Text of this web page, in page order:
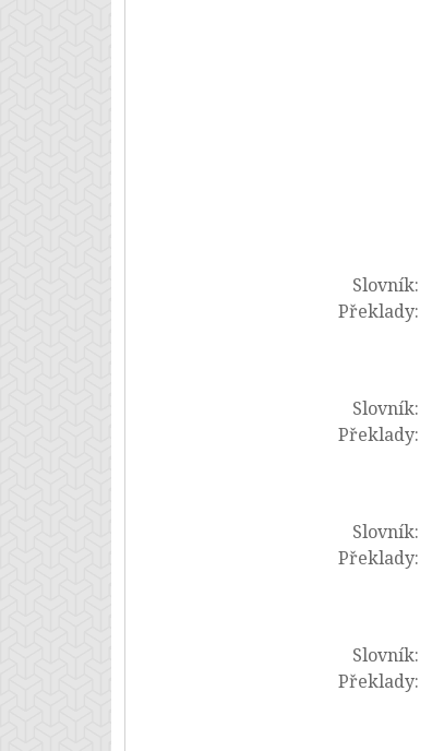
Slovník:
Překlady:
Slovník:
Překlady:
Slovník:
Překlady:
Slovník:
Překlady: